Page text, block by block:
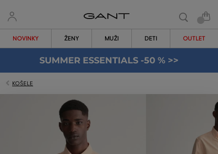
NOVINKY ŽENY MUŽI DETI OUTLET
SUMMER ESSENTIALS -50 % >>
KOŠELE